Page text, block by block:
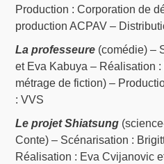
Production : Corporation de
production ACPAV –
La professeure (comédie) –
et Eva Kabuya – Réalisation
métrage de fiction) –
: VVS
Le projet Shiatsung
Conte) – Scénarisation :
Réalisation : Eva Cvijanovic